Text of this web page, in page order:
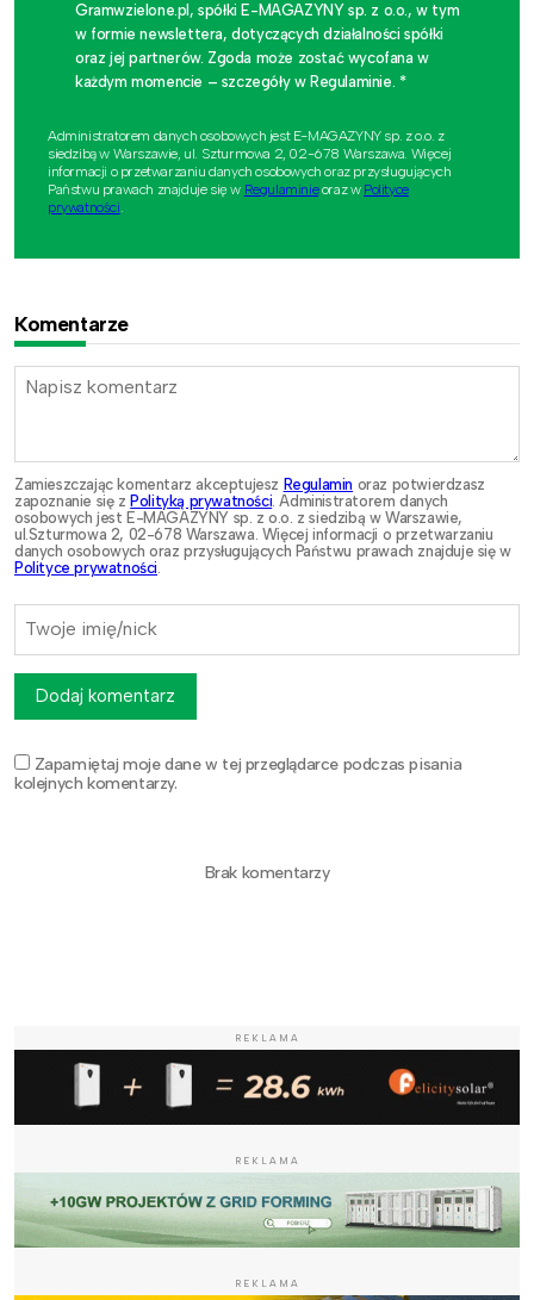
Gramwzielone.pl, spółki E-MAGAZYNY sp. z o.o., w tym
w formie newslettera, dotyczących działalności spółki
oraz jej partnerów. Zgoda może zostać wycofana w
każdym momencie – szczegóły w Regulaminie. *
Administratorem danych osobowych jest E-MAGAZYNY sp. z o.o. z
siedzibą w Warszawie, ul. Szturmowa 2, 02-678 Warszawa. Więcej
informacji o przetwarzaniu danych osobowych oraz przysługujących
Państwu prawach znajduje się w Regulaminieoraz w Polityce
prywatności.
Komentarze
Zamieszczając komentarz akceptujesz Regulamin oraz potwierdzasz
zapoznanie się z Polityką prywatności . Administratorem danych
osobowych jest E-MAGAZYNY sp. z o.o. z siedzibą w Warszawie,
ul.Szturmowa 2, 02-678 Warszawa. Więcej informacji o przetwarzaniu
danych osobowych oraz przysługujących Państwu prawach znajduje się w
Polityce prywatności
Zapamiętaj moje dane w tej przeglądarce podczas pisania
kolejnych komentarzy.
Dodaj komentarz
Brak komentarzy
REKLAMA
REKLAMA
REKLAMA